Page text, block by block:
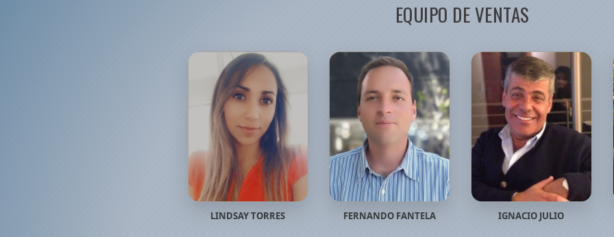
EQUIPO DE VENTAS
LINDSAY TORRES FERNANDO FANTELA IGNACIO JULIO